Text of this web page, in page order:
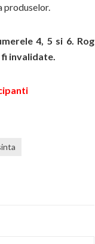
4, 5 si 6. Rog
invalidate.